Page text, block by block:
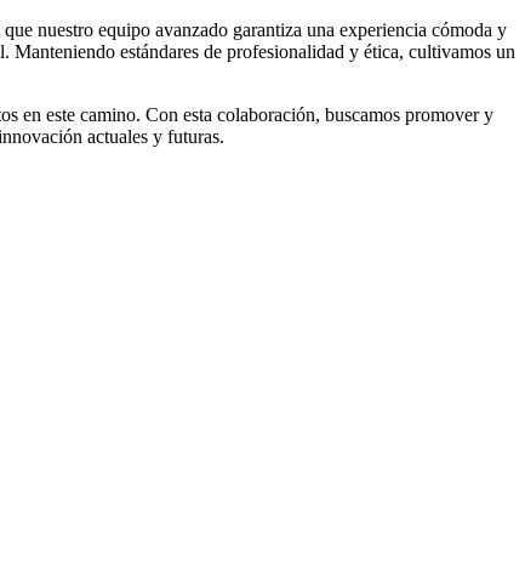
nuestro equipo avanzado garantiza una experiencia cómoda y
estándares de profesionalidad y ética, cultivamos un
en este camino. Con esta colaboración, buscamos promover y
actuales y futuras.